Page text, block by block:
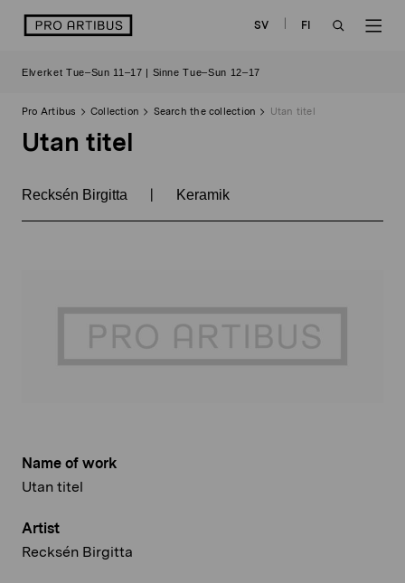
logo SV
FI
Elverket Tue–Sun 11–17 | Sinne Tue–Sun 12–17
Pro Artibus Collection Search the collection Utan titel
Utan titel
Recksén Birgitta | Keramik
Name of work
Utan titel
Artist
Recksén Birgitta